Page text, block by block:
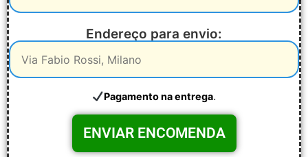
Endereço para envio:
Pagamento na entrega.